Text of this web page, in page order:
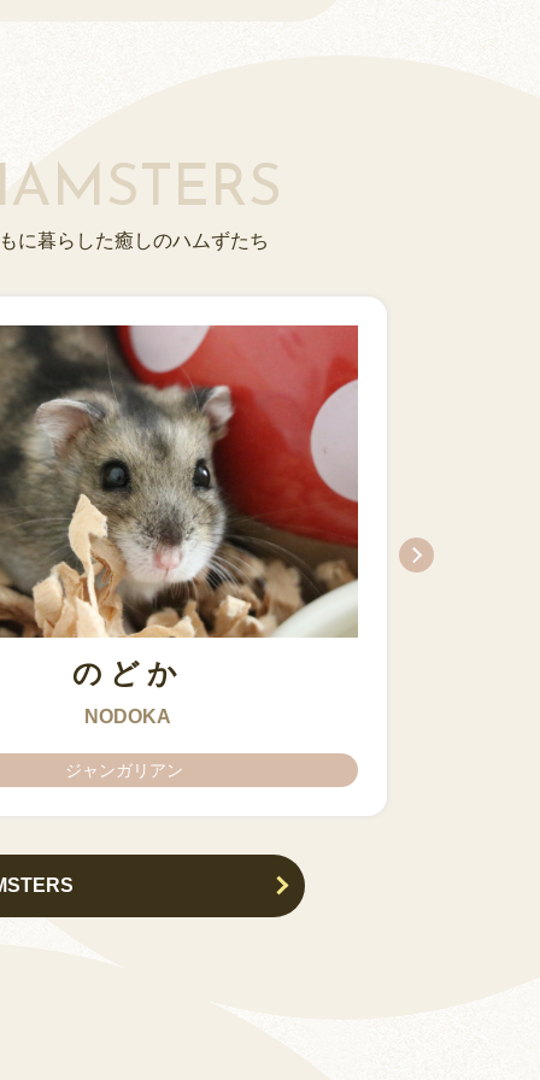
に暮らした癒しのハムずたち
KURIMARU
のどか
NODOKA
ジャンガリアン
ちとせ
CHITOSE
ジャンガリアン
CHATARO
IZUMO & OKUNI
ARARE
KISUKE